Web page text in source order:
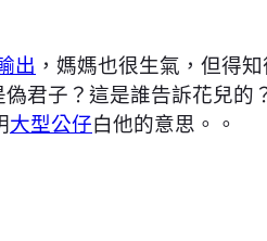
出 ，媽媽也很生氣，但得
君子？這是誰告訴花兒
大型公仔白他的意思。。